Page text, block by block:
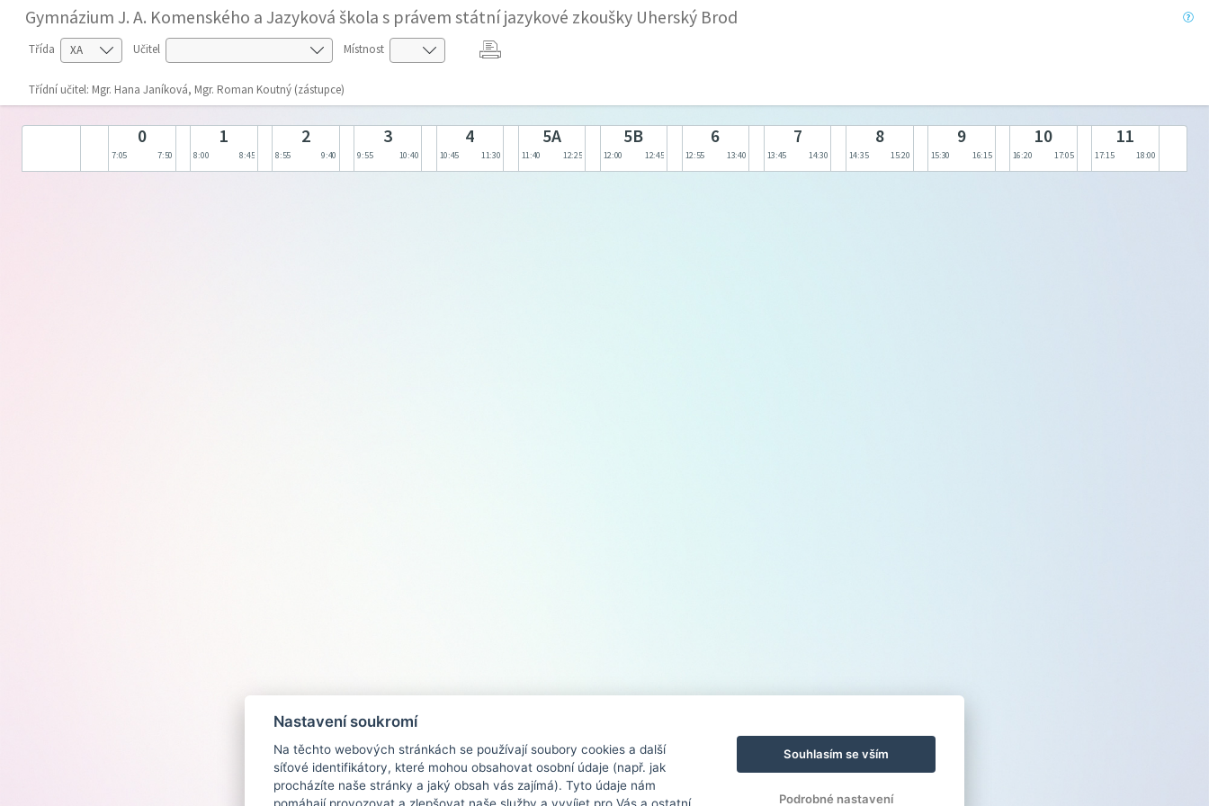
Gymnázium J. A. Komenského a Jazyková škola s právem státní jazykové zkoušky Uherský Brod
Třída Učitel Místnost
Třídní učitel: Mgr. Hana Janíková, Mgr. Roman Koutný (zástupce)
0
7:05 7:50
1
8:00 8:45
2
8:55 9:40
3
9:55 10:40
4
10:45 11:30
5A
11:40 12:25
5B
12:00 12:45
6
12:55 13:40
7
13:45 14:30
8
14:35 15:20
9
15:30 16:15
10
16:20 17:05
11
17:15 18:00
Nastavení soukromí
Na těchto webových stránkách se používají soubory cookies a další
síťové identifikátory, které mohou obsahovat osobní údaje (např. jak
procházíte naše stránky a jaký obsah vás zajímá). Tyto údaje nám
Souhlasím se vším
Podrobné nastavení